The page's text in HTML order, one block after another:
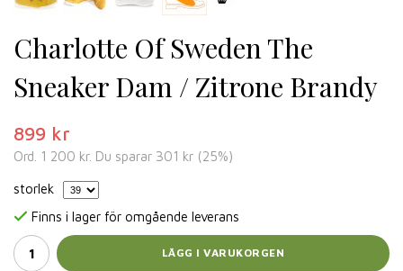
Charlotte Of Sweden The
Sneaker Dam / Zitrone Brandy
899 kr
Ord. 1 200 kr. Du sparar 301 kr (25%)
storlek
Finns i lager för omgående leverans
LÄGG I VARUKORGEN